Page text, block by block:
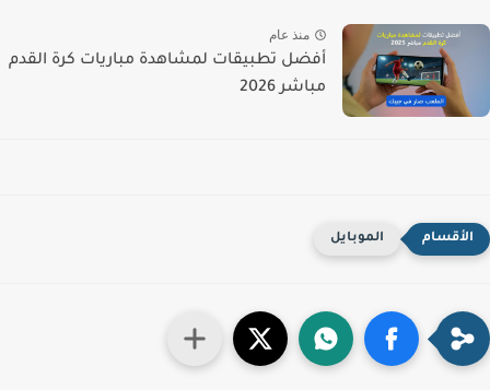
منذ عام
أفضل تطبيقات لمشاهدة مباريات كرة القدم
مباشر 2026
الموبايل